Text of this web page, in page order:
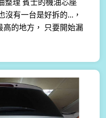
有一台是好拆的...，
的地方， 只要開始漏